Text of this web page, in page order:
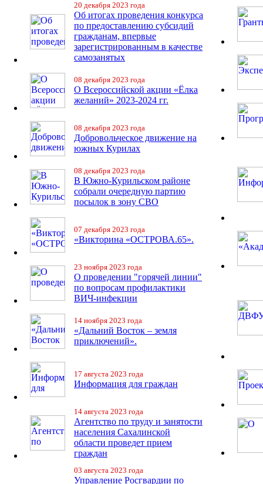
20 декабря 2023 года
Об итогах проведения конкурса
по предоставлению субсидий
гражданам, впервые
зарегистрированным в качестве
самозанятых
08 декабря 2023 года
О Всероссийской акции «Ёлка
желаний» 2023-2024 гг.
08 декабря 2023 года
Добровольческое движение на
южных Курилах
08 декабря 2023 года
В Южно-Курильском районе
собрали очередную партию
посылок в зону СВО
07 декабря 2023 года
«Викторина «ОСТРОВА.65».
23 ноября 2023 года
О проведении "горячей линии"
по вопросам профилактики
ВИЧ-инфекции
14 ноября 2023 года
«Дальний Восток – земля
приключений».
17 августа 2023 года
Информация для граждан
14 августа 2023 года
Агентство по труду и занятости
населения Сахалинской
области проведет прием
граждан
03 августа 2023 года
Управление Росгвардии по